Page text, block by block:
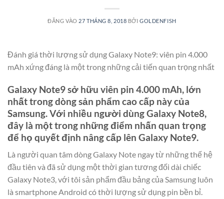
ĐĂNG VÀO 27 THÁNG 8, 2018 BỞIGOLDENFISH
Đánh giá thời lượng sử dụng Galaxy Note9: viên pin 4.000
mAh xứng đáng là một trong những cải tiến quan trọng nhất
Galaxy Note9 sở hữu viên pin 4.000 mAh, lớn
nhất trong dòng sản phẩm cao cấp này của
Samsung. Với nhiều người dùng Galaxy Note8,
đây là một trong những điểm nhấn quan trọng
để họ quyết định nâng cấp lên Galaxy Note9.
Là người quan tâm dòng Galaxy Note ngay từ những thế hệ
đầu tiên và đã sử dụng một thời gian tương đối dài chiếc
Galaxy Note3, với tôi sản phẩm đầu bảng của Samsung luôn
là smartphone Android có thời lượng sử dụng pin bền bỉ.